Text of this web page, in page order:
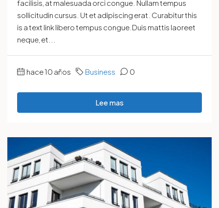
facilisis, at malesuada orci congue. Nullam tempus
sollicitudin cursus. Ut et adipiscing erat. Curabitur this
is a text link libero tempus congue.Duis mattis laoreet
neque, et...
hace 10 años Business 0
Lee mas